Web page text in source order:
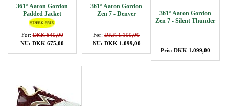
361° Aaron Gordon
Padded Jacket
Før:DKK 849,00
NU: DKK 675,00
361° Aaron Gordon
Zen 7 - Denver
Før: DKK 1.199,00
NU: DKK 1.099,00
361° Aaron Gordon
Zen 7 - Silent Thunder
Pris: DKK 1.099,00